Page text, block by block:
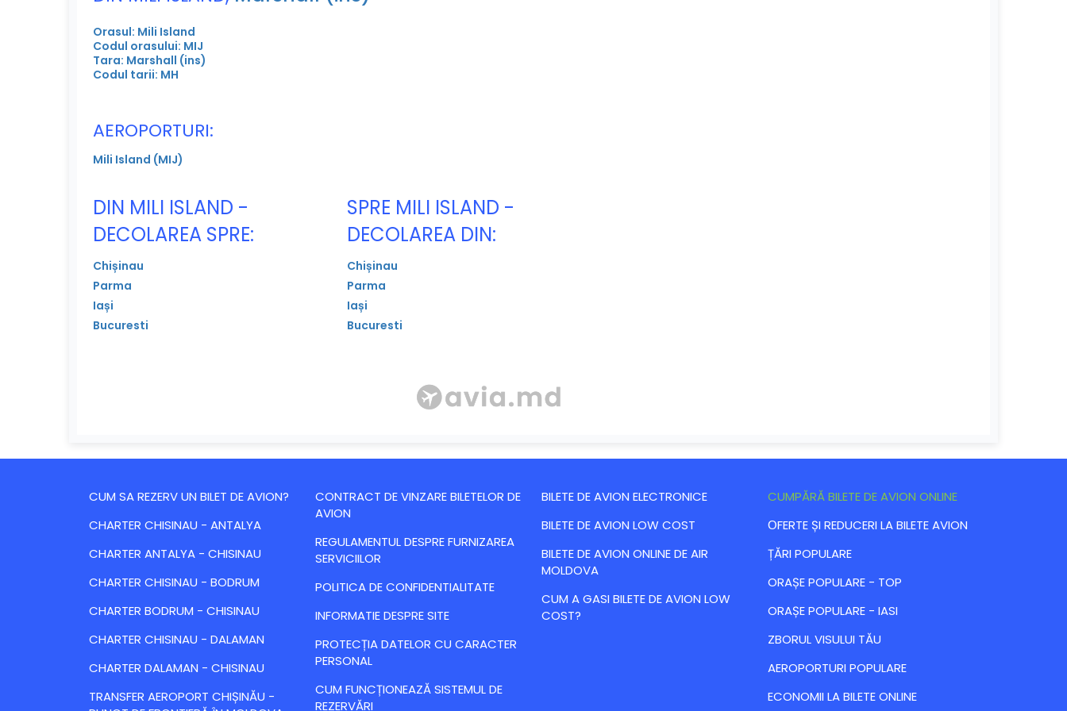
Orasul: Mili Island
Codul orasului: MIJ
Tara: Marshall (ins)
Codul tarii: MH
AEROPORTURI:
Mili Island (MIJ)
DIN MILI ISLAND -
DECOLAREA SPRE:
Chișinau
Parma
Iași
Bucuresti
SPRE MILI ISLAND -
DECOLAREA DIN:
Chișinau
Parma
Iași
Bucuresti
CUM SA REZERV UN BILET DE AVION?
CHARTER CHISINAU - ANTALYA
CHARTER ANTALYA - CHISINAU
CHARTER CHISINAU - BODRUM
CHARTER BODRUM - CHISINAU
CHARTER CHISINAU - DALAMAN
CHARTER DALAMAN - CHISINAU
TRANSFER AEROPORT CHIȘINĂU -
CONTRACT DE VINZARE BILETELOR DE
AVION
REGULAMENTUL DESPRE FURNIZAREA
SERVICIILOR
POLITICA DE CONFIDENTIALITATE
INFORMATIE DESPRE SITE
PROTECȚIA DATELOR CU CARACTER
PERSONAL
CUM FUNCȚIONEAZĂ SISTEMUL DE
REZERVĂRI
BILETE DE AVION ELECTRONICE
BILETE DE AVION LOW COST
BILETE DE AVION ONLINE DE AIR
MOLDOVA
CUM A GASI BILETE DE AVION LOW
COST?
CUMPĂRĂ BILETE DE AVION ONLINE
ОFERTE ȘI REDUCERI LA BILETE AVION
ȚĂRI POPULARE
ORAȘE POPULARE - TOP
ORAȘE POPULARE - IASI
ZBORUL VISULUI TĂU
AEROPORTURI POPULARE
ECONOMII LA BILETE ONLINE